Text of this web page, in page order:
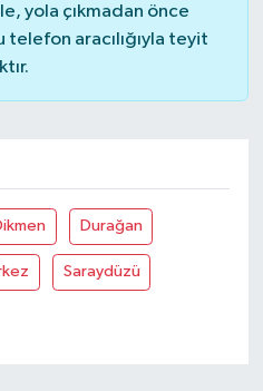
yola çıkmadan önce
telefon aracılığıyla teyit
Durağan
Saraydüzü